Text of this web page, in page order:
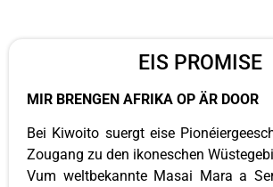
EIS PROMISE
MIR BRENGEN AFRIKA OP ÄR DOOR
Bei Kiwoito suergt eise
Zougang zu den ikoneschen
Vum weltbekannte Masai Mara a